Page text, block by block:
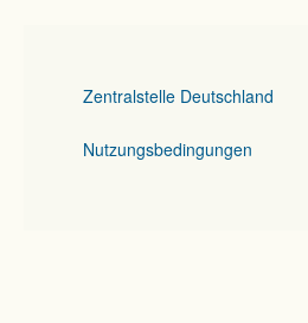
Zentralstelle Deutschland
Nutzungsbedingungen